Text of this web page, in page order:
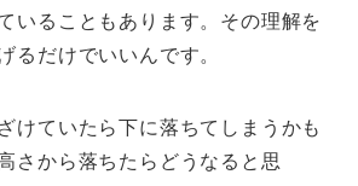
いることもあります。その理解を
るだけでいいんです。
けていたら下に落ちてしまうかも
さから落ちたらどうなると思